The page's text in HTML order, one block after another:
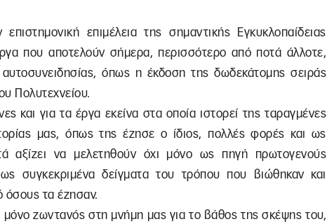
επιμέλεια της σημαντικής Εγκυκλοπαίδειας
που αποτελούν σήμερα, περισσότερο από ποτά άλλοτε,
αυτοσυνειδησίας, όπως η έκδοση της δωδεκάτομης σειράς
Πολυτεχνείου.
και για τα έργα εκείνα στα οποία ιστορεί της ταραγμένες
μας, όπως της έζησε ο ίδιος, πολλές φορές και ως
αξίζει να μελετηθούν όχι μόνο ως πηγή πρωτογενούς
συγκεκριμένα δείγματα του τρόπου που βιώθηκαν και
όσους τα έζησαν.
ζωντανός στη μνήμη μας για το βάθος της σκέψης του,